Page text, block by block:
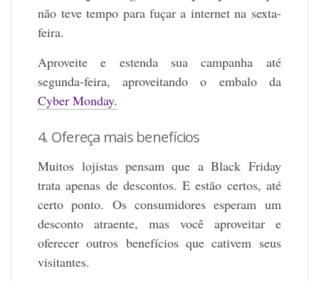
não teve tempo para fuçar a internet na sexta-
feira.
Aproveite e estenda sua campanha até
segunda-feira, aproveitando o embalo da
Cyber Monday.
4. Ofereça mais benefícios
Muitos lojistas pensam que a Black Friday
trata apenas de descontos. E estão certos, até
certo ponto. Os consumidores esperam um
desconto atraente, mas você aproveitar e
oferecer outros benefícios que cativem seus
visitantes.